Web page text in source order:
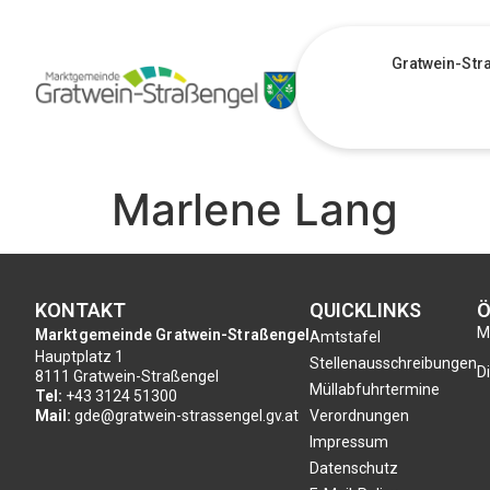
Gratwein-
Marlene Lang
KONTAKT
Marktgemeinde Gratwein-Straßengel
Hauptplatz 1
8111 Gratwein-Straßengel
Tel: +43 3124 51300
Mail: gde@gratwein-strassengel.gv.at
QUICKLINKS
Amtstafel
Stellenausschreibungen
Müllabfuhrtermine
Verordnungen
Impressum
Datenschutz